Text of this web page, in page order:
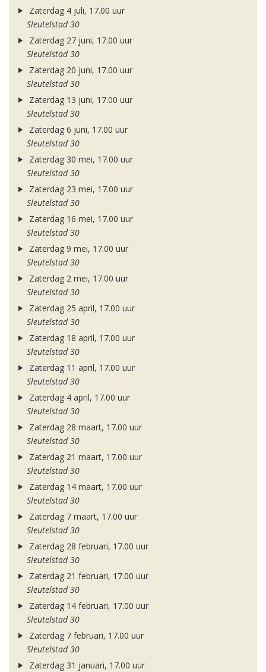
Zaterdag 4 juli, 17.00 uur
Sleutelstad 30
Zaterdag 27 juni, 17.00 uur
Sleutelstad 30
Zaterdag 20 juni, 17.00 uur
Sleutelstad 30
Zaterdag 13 juni, 17.00 uur
Sleutelstad 30
Zaterdag 6 juni, 17.00 uur
Sleutelstad 30
Zaterdag 30 mei, 17.00 uur
Sleutelstad 30
Zaterdag 23 mei, 17.00 uur
Sleutelstad 30
Zaterdag 16 mei, 17.00 uur
Sleutelstad 30
Zaterdag 9 mei, 17.00 uur
Sleutelstad 30
Zaterdag 2 mei, 17.00 uur
Sleutelstad 30
Zaterdag 25 april, 17.00 uur
Sleutelstad 30
Zaterdag 18 april, 17.00 uur
Sleutelstad 30
Zaterdag 11 april, 17.00 uur
Sleutelstad 30
Zaterdag 4 april, 17.00 uur
Sleutelstad 30
Zaterdag 28 maart, 17.00 uur
Sleutelstad 30
Zaterdag 21 maart, 17.00 uur
Sleutelstad 30
Zaterdag 14 maart, 17.00 uur
Sleutelstad 30
Zaterdag 7 maart, 17.00 uur
Sleutelstad 30
Zaterdag 28 februari, 17.00 uur
Sleutelstad 30
Zaterdag 21 februari, 17.00 uur
Sleutelstad 30
Zaterdag 14 februari, 17.00 uur
Sleutelstad 30
Zaterdag 7 februari, 17.00 uur
Sleutelstad 30
Zaterdag 31 januari, 17.00 uur